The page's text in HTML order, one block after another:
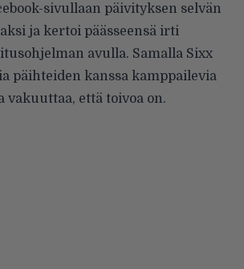
sivullaan päivityksen selvän
ja kertoi päässeensä irti
avulla. Samalla Sixx
päihteiden kanssa kamppailevia
vakuuttaa, että toivoa on.